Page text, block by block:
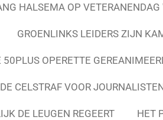
HALSEMA OP
GROENLINKS LEIDERS ZIJN
50PLUS OPERETTE
CELSTRAF VOOR
DE LEUGEN REGEERT HET